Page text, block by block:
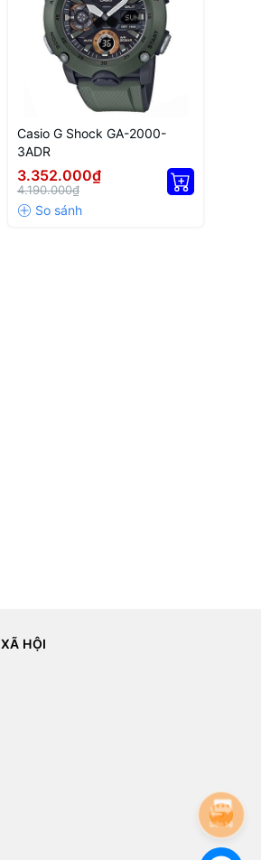
Casio G Shock GA-2000-
3ADR
3.352.000₫
4.190.000₫
HỘI